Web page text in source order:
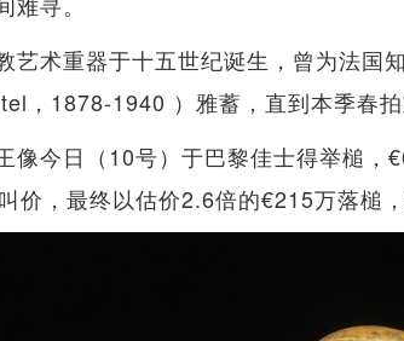
艺术重器于十五世纪诞生，曾为法国
，1878-1940 ）雅蓄，直到本季春拍
像今日（10号）于巴黎佳士得举槌
价，最终以估价2.6倍的€215万落槌